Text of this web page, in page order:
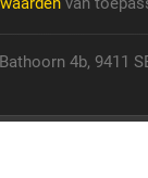
4b, 9411